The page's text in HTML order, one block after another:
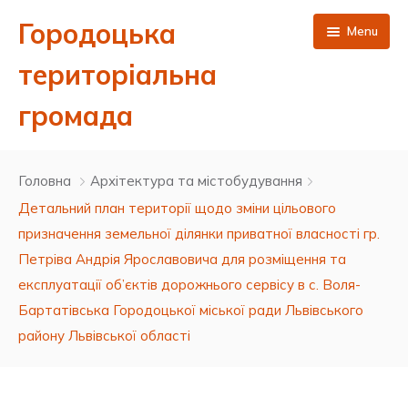
Городоцька
територіальна
громада
Menu
Новини
Публічна інформація
Сесії міської ради 8 скликання
Результати поіменного голосування
Виконавчий комітет
Про нас
Депутатський корпус Городоцької міської ради 8
Контакти
Головна
Архітектура та містобудування
Детальний план території щодо зміни цільового
призначення земельної ділянки приватної власності гр.
Петріва Андрія Ярославовича для розміщення та
експлуатації об’єктів дорожнього сервісу в с. Воля-
Бартатівська Городоцької міської ради Львівського
району Львівської області